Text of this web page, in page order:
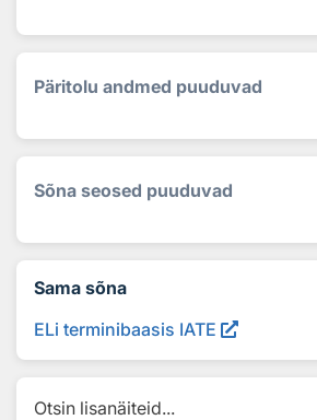
Päritolu andmed puuduvad
Sõna seosed puuduvad
Sama sõna
ELi terminibaasis IATE
Otsin lisanäiteid...